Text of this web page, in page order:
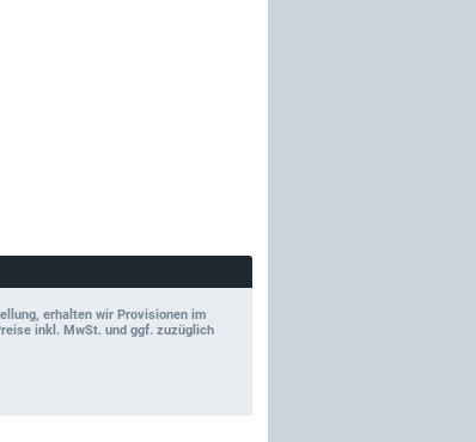
erhalten wir Provisionen im
inkl. MwSt. und ggf. zuzüglich